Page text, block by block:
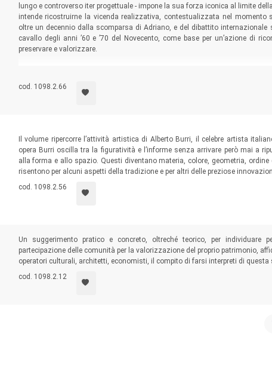
lungo e controverso iter progettuale - impone la sua forza iconica al limite
intende ricostruirne la vicenda realizzativa, contestualizzata nel momento
oltre un decennio dalla scomparsa di Adriano, e del dibattito internazionale
cavallo degli anni ’60 e ’70 del Novecento, come base per un’azione di
preservare e valorizzare.
cod. 1098.2.66
Il volume ripercorre l’attività artistica di Alberto Burri, il celebre artista
opera Burri oscilla tra la figuratività e l’informe senza arrivare però mai a
alla forma e allo spazio. Questi diventano materia, colore, geometria,
risentono per alcuni aspetti della tradizione e per altri delle preziose
cod. 1098.2.56
Un suggerimento pratico e concreto, oltreché teorico, per individuare
partecipazione delle comunità per la valorizzazione del proprio patrimonio,
operatori culturali, architetti, economisti, il compito di farsi interpreti di questa
cod. 1098.2.12